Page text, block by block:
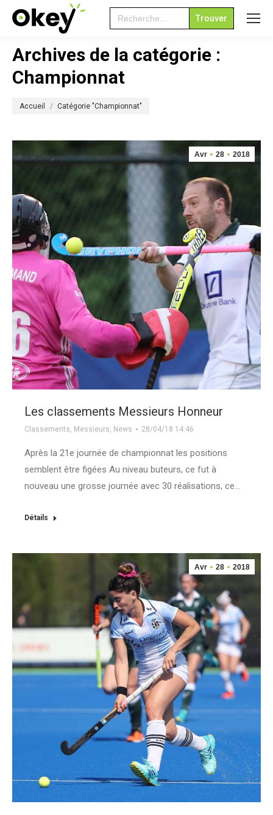
Search
for:
Archives de la catégorie :
Championnat
Accueil Catégorie "Championnat"
Avr 28 2018
Les classements Messieurs Honneur
Classements, Messieurs, News 28/04/18 14:46
Après la 21e journée de championnat les positions
semblent être figées Au niveau buteurs, ce fut à
nouveau une grosse journée avec 30 réalisations, ce…
Détails
Avr 28 2018